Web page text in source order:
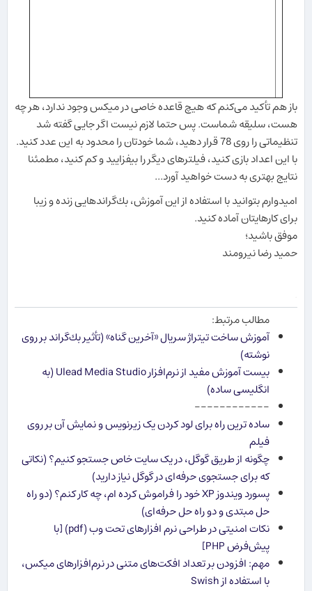
باز هم تأكید می‌كنم كه هیچ قاعده خاصی در میكس وجود ندارد، هر چه
هست، سلیقه شماست. پس حتما لازم نیست اگر جایی گفته شد
تنظیماتی را روی 78 قرار دهید، شما خودتان را محدود به این عدد كنید.
با این اعداد بازی كنید، فیلترهای دیگر را بیفزایید و كم كنید، مطمئنا
نتایج بهتری به دست خواهید آورد...
امیدوارم بتوانید با استفاده از این آموزش، بك‌گراندهایی زنده و زیبا
برای كارهایتان آماده كنید.
موفق باشید؛
حمید رضا نیرومند
مطالب مرتبط:
آموزش ساخت تیتراژ سریال «آخرین گناه» (تأثیر بك‌گراند بر روی
نوشته)
بیست آموزش مفید از نرم‌افزار Ulead Media Studio (به
انگلیسی ساده)
------------
ساده ترین راه برای لود کردن یک زیرنویس و نمایش آن بر روی
فیلم
چگونه از طریق گوگل، در یک سایت خاص جستجو کنیم؟ (نکاتی
که برای جستجوی حرفه‌ای در گوگل نیاز دارید)
پسورد ویندوز XP خود را فراموش کرده ام، چه کار کنم؟ (دو راه
حل مبتدی و دو راه حل حرفه‌ای)
نکات امنیتی در طراحی نرم افزارهای تحت وب (pdf) [با
پیش‌فرض PHP]
مهم: افزودن بر تعداد افكت‌های متنی در نرم‌افزارهای میكس،
با استفاده از Swish